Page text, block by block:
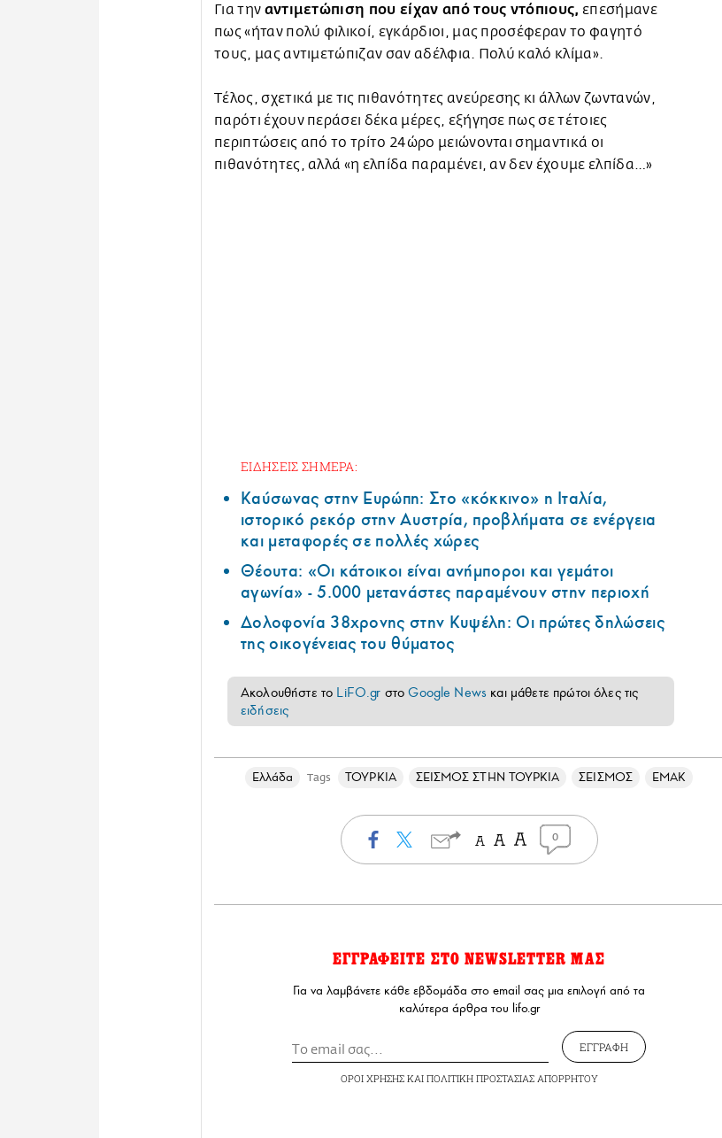
Για την αντιμετώπιση που είχαν από τους ντόπιους, επεσήμανε
πως «ήταν πολύ φιλικοί, εγκάρδιοι, μας προσέφεραν το φαγητό
τους, μας αντιμετώπιζαν σαν αδέλφια. Πολύ καλό κλίμα».
Τέλος, σχετικά με τις πιθανότητες ανεύρεσης κι άλλων ζωντανών,
παρότι έχουν περάσει δέκα μέρες, εξήγησε πως σε τέτοιες
περιπτώσεις από το τρίτο 24ώρο μειώνονται σημαντικά οι
πιθανότητες, αλλά «η ελπίδα παραμένει, αν δεν έχουμε ελπίδα…»
ΕΙΔΗΣΕΙΣ ΣΗΜΕΡΑ:
Καύσωνας στην Ευρώπη: Στο «κόκκινο» η Ιταλία,
ιστορικό ρεκόρ στην Αυστρία, προβλήματα σε ενέργεια
και μεταφορές σε πολλές χώρες
Θέουτα: «Οι κάτοικοι είναι ανήμποροι και γεμάτοι
αγωνία» - 5.000 μετανάστες παραμένουν στην περιοχή
Δολοφονία 38χρονης στην Κυψέλη: Οι πρώτες δηλώσεις
της οικογένειας του θύματος
Ακολουθήστε το LiFO.gr στοGoogle News και μάθετε πρώτοι όλες τις
ειδήσεις
Ελλάδα Tags ΤΟΥΡΚΙΑ ΣΕΙΣΜΟΣ ΣΤΗΝ ΤΟΥΡΚΙΑ ΣΕΙΣΜΟΣ ΕΜΑΚ
0
ΕΓΓΡΑΦΕΙΤΕ ΣΤΟ NEWSLETTER ΜΑΣ
Για να λαμβάνετε κάθε εβδομάδα στο email σας μια επιλογή από τα
καλύτερα άρθρα του lifo.gr
ΕΓΓΡΑΦΗ
ΟΡΟΙ ΧΡΗΣΗΣΚΑΙ ΠΟΛΙΤΙΚΗ ΠΡΟΣΤΑΣΙΑΣ ΑΠΟΡΡΗΤΟΥ